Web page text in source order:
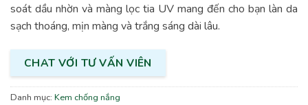
soát dầu nhờn và màng lọc tia UV mang đến cho bạn làn da
sạch thoáng, mịn màng và trắng sáng dài lâu.
CHAT VỚI TƯ VẤN VIÊN
Danh mục: Kem chống nắng